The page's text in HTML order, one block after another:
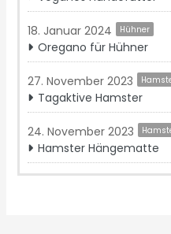
18. Januar 2024 Hühner
Oregano für Hühner
27. November 2023
Tagaktive Hamster
24. November 2023
Hamster Hängematte